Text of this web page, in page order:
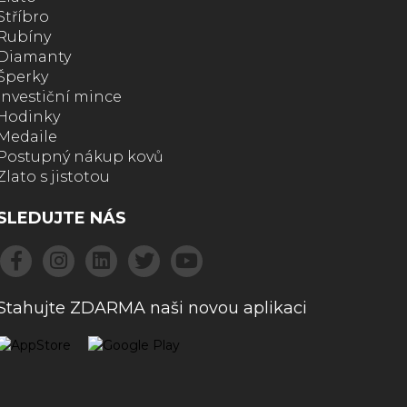
mince
nákup kovů
s jistotou
NÁS
ZDARMA naši novou aplikaci